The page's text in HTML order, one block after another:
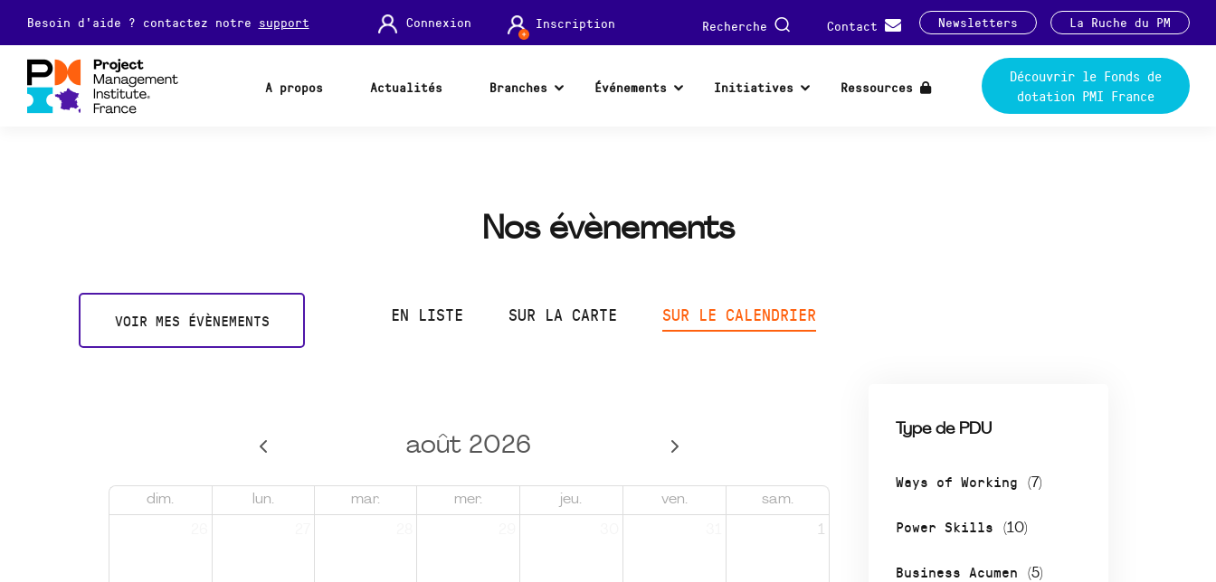
Besoin d'aide ? contactez notre support Connexion Inscription Recherche Contact Newsletters La Ruche du PM
A propos Actualités Branches Événements Initiatives Ressources
Découvrir le Fonds de
dotation PMI France
Nos évènements
VOIR MES ÉVÈNEMENTS EN LISTE SUR LA CARTE SUR LE CALENDRIER
Type de PDU
Ways of Working (7)
Power Skills (10)
Business Acumen (5)
août 2026
dim. lun. mar. mer. jeu. ven. sam.
1